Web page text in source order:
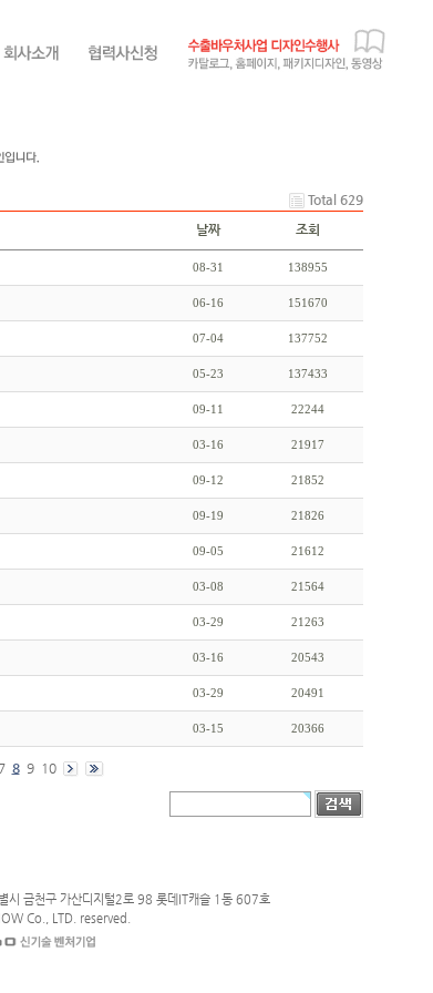
Total 629
날짜 조회
08-31 138955
06-16 151670
07-04 137752
05-23 137433
09-11 22244
03-16 21917
09-12 21852
09-19 21826
09-05 21612
03-08 21564
03-29 21263
03-16 20543
03-29 20491
03-15 20366
7 8 9 10
금천구 가산디지털2로 98 롯데IT캐슬 1동 607호
Co., LTD. reserved.